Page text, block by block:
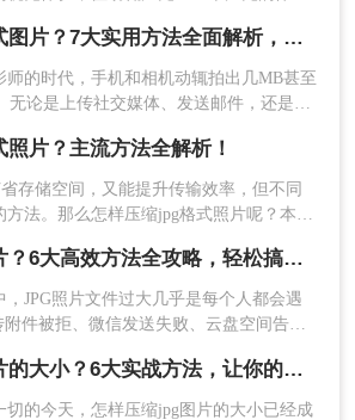
下载”即可将压缩后的图片保存到
网络环境，上传和下载大体积图
耗一定时间。
上传至第三方服务器， 不建议使
理包含个人隐私、商业机密等敏
。
工具可能会对批量处理的数量或
无法上传”的提示，许多用户都会感到头
压缩jpg文件大小，才能在尽可能不牺牲画
体积大幅“瘦身”。
怎样压缩jpg格式图片？7大实用方法全面解析，轻松让图片"瘦身"成功！
师的时代，手机和相机动辄拍出几MB甚至
无论是上传社交媒体、发送邮件，还是存
数码用户的必修课。
片？主流方法全解析！
存储空间，又能提升传输效率，但不同
法。那么怎样压缩jpg格式照片呢？本文
避坑建议。
怎样压缩jpg照片？6大高效方法全攻略，轻松搞定图片瘦身！
JPG照片文件过大几乎是每个人都会遇
件被拒、微信发送失败、云盘空间告
问题。
怎样压缩jpg图片的大小？6大实战方法，让你的图片"瘦身"成功！
切的今天，怎样压缩jpg图片的大小已经成